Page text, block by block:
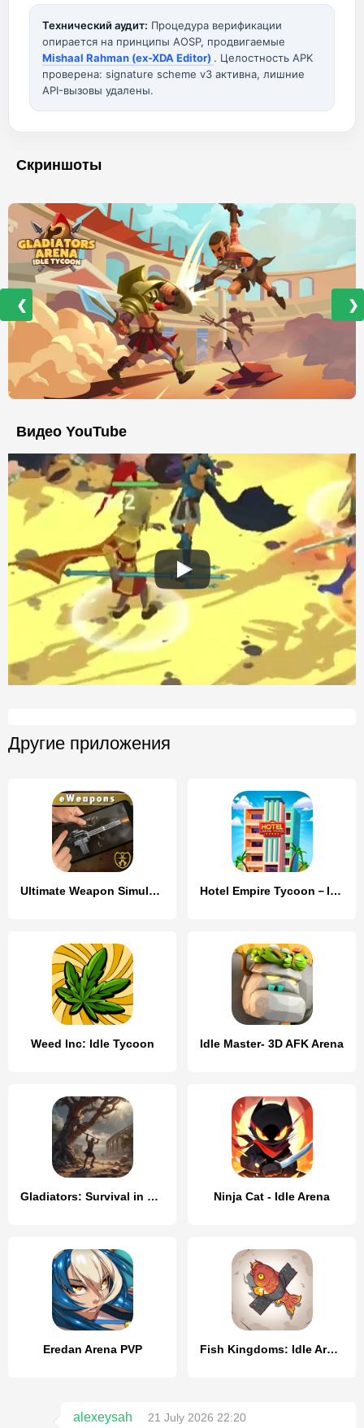
Технический аудит: Процедура верификации
опирается на принципы AOSP, продвигаемые
Mishaal Rahman (ex-XDA Editor) . Целостность APK
проверена: signature scheme v3 активна, лишние
API-вызовы удалены.
Скриншоты
❮ ❯
Видео YouTube
Другие приложения
Ultimate Weapon Simulator Hotel Empire Tycoon－Idle Game
Weed Inc: Idle Tycoon Idle Master- 3D AFK Arena
Gladiators: Survival in Rome Ninja Cat - Idle Arena
Eredan Arena PVP Fish Kingdoms: Idle Arena
alexeysah 21 July 2026 22:20